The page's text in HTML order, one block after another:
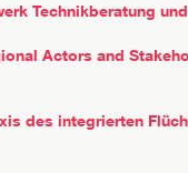
Technikberatung
Actors and
des integrierten